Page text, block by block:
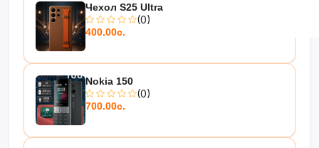
Чехол S25 Ultra
(0)
400.00с.
Nokia 150
(0)
700.00с.